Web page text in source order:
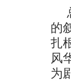
的
扎
风
为